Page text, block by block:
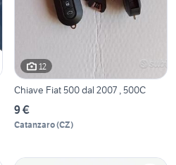
12
Chiave Fiat 500 dal 2007 , 500C
9 €
Catanzaro(CZ)